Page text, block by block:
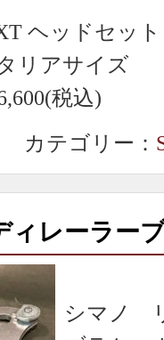
ヘッドセット
リアサイズ
税込)
カテゴリー：
レーラー
シマノ